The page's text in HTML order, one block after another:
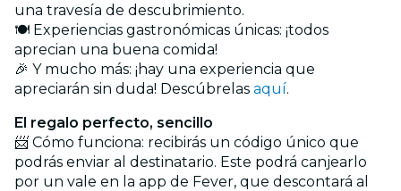
una travesía de descubrimiento.
🍽️ Experiencias gastronómicas únicas: ¡todos
aprecian una buena comida!
🎉 Y mucho más: ¡hay una experiencia que
apreciarán sin duda! Descúbrelas aquí.
El regalo perfecto, sencillo
📨 Cómo funciona: recibirás un código único que
podrás enviar al destinatario. Este podrá canjearlo
por un vale en la app de Fever, que descontará al